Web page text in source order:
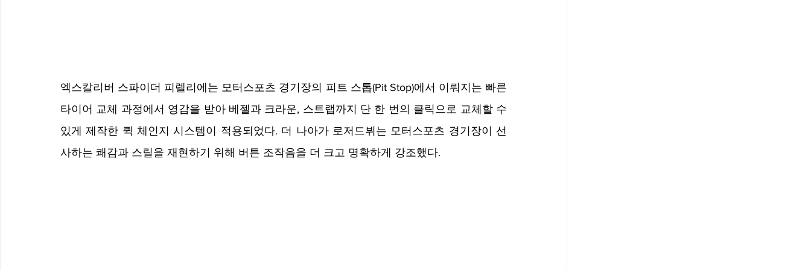
엑스칼리버 스파이더 피렐리에는 모터스포츠 경기장의 피트 스톱(Pit Stop)에서 이뤄지는 빠른
타이어 교체 과정에서 영감을 받아 베젤과 크라운, 스트랩까지 단 한 번의 클릭으로 교체할 수
있게 제작한 퀵 체인지 시스템이 적용되었다. 더 나아가 로저드뷔는 모터스포츠 경기장이 선
사하는 쾌감과 스릴을 재현하기 위해 버튼 조작음을 더 크고 명확하게 강조했다.